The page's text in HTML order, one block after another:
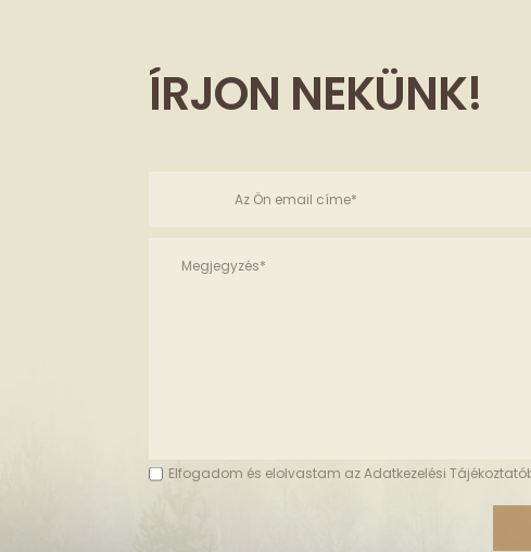
ÍRJON NEKÜNK!
Elfogadom és elolvastam az Adatkezelési